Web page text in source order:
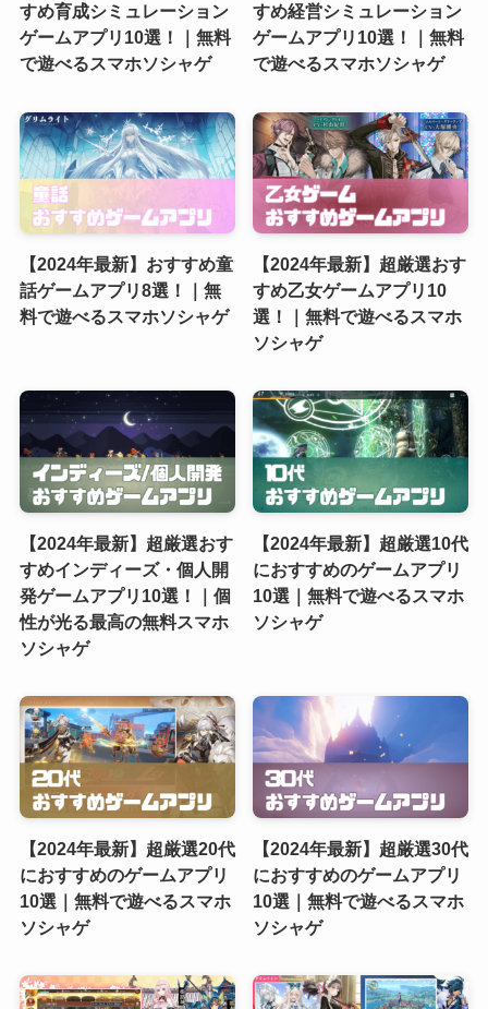
すめ育成シミュレーション
ゲームアプリ10選！｜無料
で遊べるスマホソシャゲ
すめ経営シミュレーション
ゲームアプリ10選！｜無料
で遊べるスマホソシャゲ
【2024年最新】おすすめ童
話ゲームアプリ8選！｜無
料で遊べるスマホソシャゲ
【2024年最新】超厳選おす
すめ乙女ゲームアプリ10
選！｜無料で遊べるスマホ
ソシャゲ
【2024年最新】超厳選おす
すめインディーズ・個人開
発ゲームアプリ10選！｜個
性が光る最高の無料スマホ
ソシャゲ
【2024年最新】超厳選10代
におすすめのゲームアプリ
10選｜無料で遊べるスマホ
ソシャゲ
【2024年最新】超厳選20代
におすすめのゲームアプリ
10選｜無料で遊べるスマホ
ソシャゲ
【2024年最新】超厳選30代
におすすめのゲームアプリ
10選｜無料で遊べるスマホ
ソシャゲ